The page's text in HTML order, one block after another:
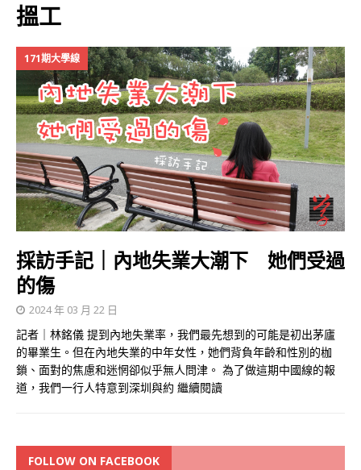
搵工
171期大學線
採訪手記｜內地失業大潮下 她們受過
的傷
2024 年 03 月 22 日
記者｜林銘儀 提到內地失業率，我們最先想到的可能是初出茅廬
的畢業生。但在內地失業的中年女性，她們背負年齡和性別的枷
鎖、面對的焦慮和迷惘卻似乎無人問津。 為了做這期中國線的報
道，我們一行人特意到深圳與約 繼續閱讀
FOLLOW ON FACEBOOK